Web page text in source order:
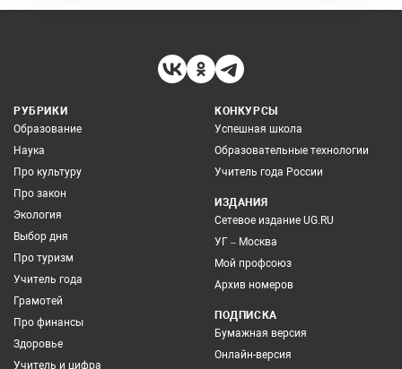
РУБРИКИ
Образование
Наука
Про культуру
Про закон
Экология
Выбор дня
Про туризм
Учитель года
Грамотей
Про финансы
Здоровье
Учитель и цифра
КОНКУРСЫ
Успешная школа
Образовательные технологии
Учитель года России
ИЗДАНИЯ
Сетевое издание UG.RU
УГ – Москва
Мой профсоюз
Архив номеров
ПОДПИСКА
Бумажная версия
Онлайн-версия